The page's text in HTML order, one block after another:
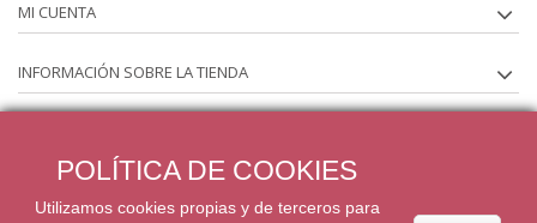
MI CUENTA
INFORMACIÓN SOBRE LA TIENDA
POLÍTICA DE COOKIES
Utilizamos cookies propias y de terceros para